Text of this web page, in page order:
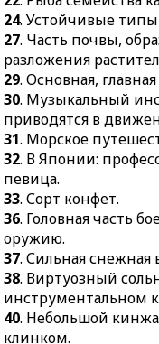
31.Морское
путешествие.
32.В Японии:
профессиональная
танцовщица и
33.Сорт конфет.
36.Головная часть
боевого патрона к
стрелковому оружию.
37.Сильная снежная
вьюга.
38.Виртуозный
эпизод в
инструментальном
концерте.
24. Устойчивые
27. Часть почвы,
разложения
29. Основная,
30. Музыкальный
приводятся в
31. Морское
32. В Японии:
певица.
33. Сорт конфет.
36. Головная часть
оружию.
37. Сильная снежная
38. Виртуозный
инструментальном
40. Небольшой
клинком.